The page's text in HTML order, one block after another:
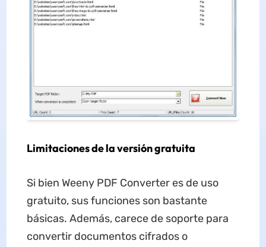
Limitaciones de la versión gratuita
Si bien Weeny PDF Converter es de uso
gratuito, sus funciones son bastante
básicas. Además, carece de soporte para
convertir documentos cifrados o